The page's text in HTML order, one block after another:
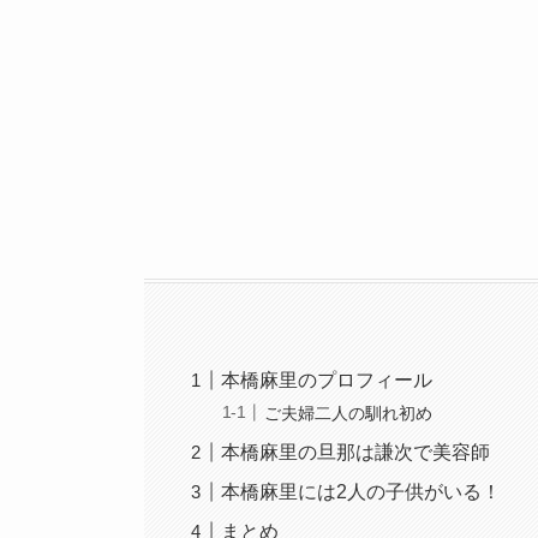
本橋麻里のプロフィール
ご夫婦二人の馴れ初め
本橋麻里の旦那は謙次で美容師
本橋麻里には2人の子供がいる！
まとめ